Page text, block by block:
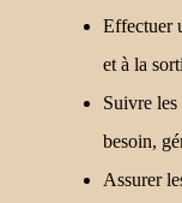
Effectuer
et à la
Suivre les
besoin,
Assurer